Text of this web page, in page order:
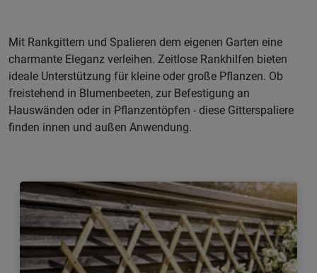
Mit Rankgittern und Spalieren dem eigenen Garten eine
charmante Eleganz verleihen. Zeitlose Rankhilfen bieten
ideale Unterstützung für kleine oder große Pflanzen. Ob
freistehend in Blumenbeeten, zur Befestigung an
Hauswänden oder in Pflanzentöpfen - diese Gitterspaliere
finden innen und außen Anwendung.